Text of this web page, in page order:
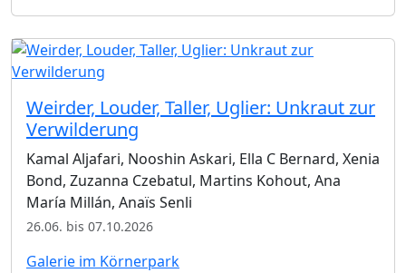
Weirder, Louder, Taller, Uglier: Unkraut zur
Verwilderung
Kamal Aljafari, Nooshin Askari, Ella C Bernard, Xenia
Bond, Zuzanna Czebatul, Martins Kohout, Ana
María Millán, Anaïs Senli
26.06. bis 07.10.2026
Galerie im Körnerpark